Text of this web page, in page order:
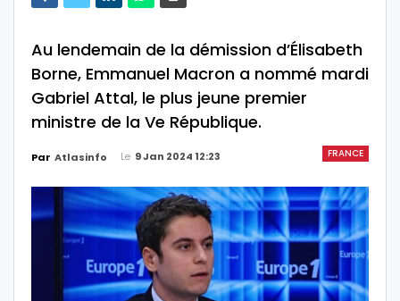
Au lendemain de la démission d’Élisabeth
Borne, Emmanuel Macron a nommé mardi
Gabriel Attal, le plus jeune premier
ministre de la Ve République.
FRANCE
Par Atlasinfo Le 9 Jan 2024 12:23